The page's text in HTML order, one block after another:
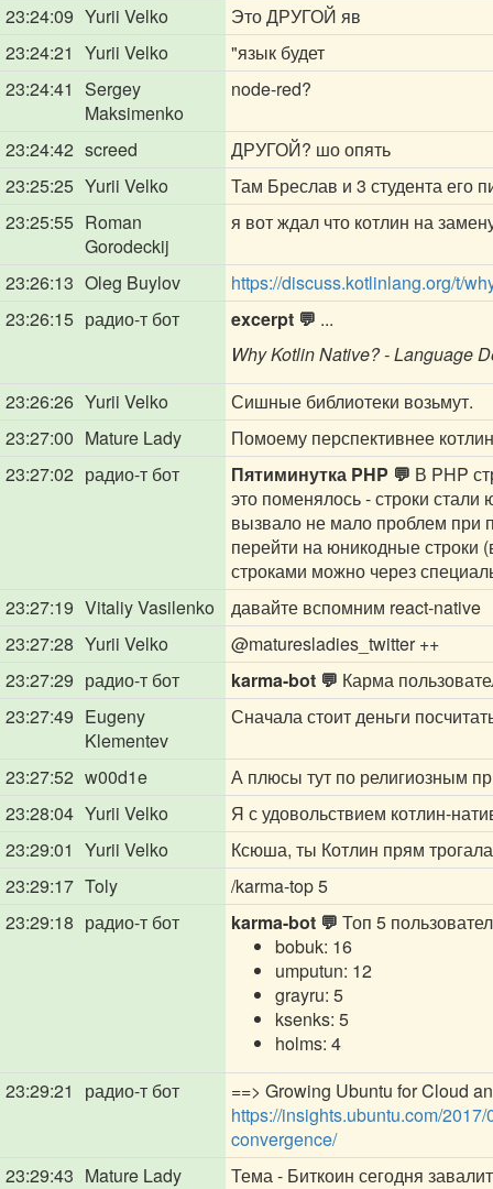
23:24:09 Yurii Velko
Это ДРУГОЙ яв
23:24:21 Yurii Velko
"язык будет
23:24:41 Sergey
Maksimenko
node-red?
23:24:42 screed
ДРУГОЙ? шо опять
23:25:25 Yurii Velko
Там Бреслав и 3 студента его
23:25:55 Roman
Gorodeckij
я вот ждал что котлин на
23:26:13 Oleg Buylov
https://discuss.kotlinlang.org/t/
23:26:15 радио-т бот excerpt 💬 ...
Why Kotlin Native? - Language
23:26:26 Yurii Velko
Сишные библиотеки возьмут.
23:27:00 Mature Lady
Помоему перспективнее
23:27:02 радио-т бот Пятиминутка PHP 💬 В PHP
это поменялось - строки
вызвало не мало проблем при
перейти на юникодные
строками можно через
23:27:19 Vitaliy Vasilenko
давайте вспомним react-native
23:27:28 Yurii Velko @maturesladies_twitter++
23:27:29 радио-т бот karma-bot 💬 Карма
23:27:49 Eugeny
Klementev
Сначала стоит деньги
23:27:52 w00d1e
А плюсы тут по религиозным
23:28:04 Yurii Velko
Я с удовольствием котлин-
23:29:01 Yurii Velko
Ксюша, ты Котлин прям
23:29:17 Toly
/karma-top 5
23:29:18 радио-т бот karma-bot 💬 Топ 5
bobuk: 16
umputun: 12
grayru: 5
ksenks: 5
holms: 4
23:29:21
радио-т бот
==> Growing Ubuntu for Cloud
https://insights.ubuntu.com/
convergence/
23:29:43 Mature Lady
Тема - Биткоин сегодня